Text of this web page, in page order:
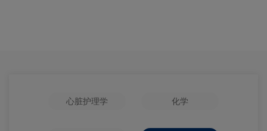
心脏护理学 化学